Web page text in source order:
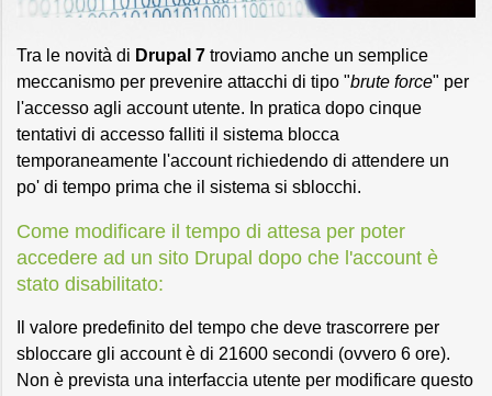
Tra le novità di Drupal 7 troviamo anche un semplice
meccanismo per prevenire attacchi di tipo "brute force" per
l'accesso agli account utente. In pratica dopo cinque
tentativi di accesso falliti il sistema blocca
temporaneamente l'account richiedendo di attendere un
po' di tempo prima che il sistema si sblocchi.
Come modificare il tempo di attesa per poter
accedere ad un sito Drupal dopo che l'account è
stato disabilitato:
Il valore predefinito del tempo che deve trascorrere per
sbloccare gli account è di 21600 secondi (ovvero 6 ore).
Non è prevista una interfaccia utente per modificare questo